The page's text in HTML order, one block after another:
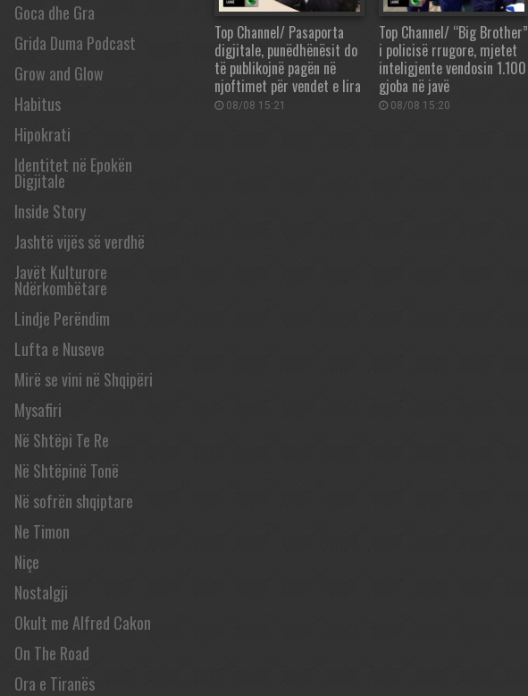
Goca dhe Gra
Grida Duma Podcast
Grow and Glow
Habitus
Hipokrati
Identitet në Epokën
Digjitale
Inside Story
Jashtë vijës së verdhë
Javët Kulturore
Ndërkombëtare
Lindje Perëndim
Lufta e Nuseve
Mirë se vini në Shqipëri
Mysafiri
Në Shtëpi Te Re
Në Shtëpinë Tonë
Në sofrën shqiptare
Ne Timon
Niçe
Nostalgji
Okult me Alfred Cakon
On The Road
Ora e Tiranës
Top Channel/ Pasaporta
digjitale, punëdhënësit do
të publikojnë pagën në
njoftimet për vendet e lira
08/08 15:21
Top Channel/ “Big Brother”
i policisë rrugore, mjetet
inteligjente vendosin 1.100
gjoba në javë
08/08 15:20